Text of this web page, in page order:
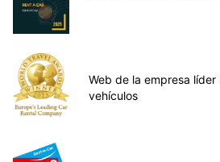
Web de la empresa
vehículos